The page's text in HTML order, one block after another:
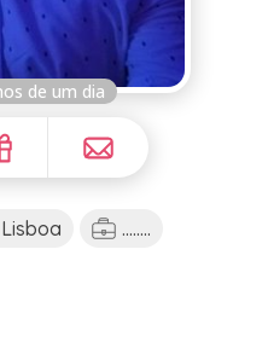
de um dia
Lisboa ........